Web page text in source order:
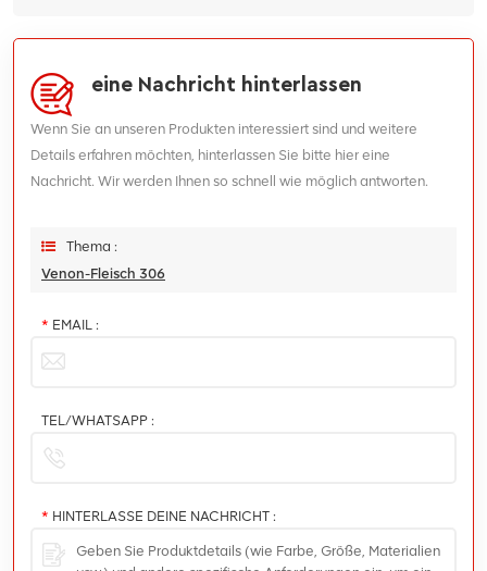
eine Nachricht hinterlassen
Wenn Sie an unseren Produkten interessiert sind und weitere
Details erfahren möchten, hinterlassen Sie bitte hier eine
Nachricht. Wir werden Ihnen so schnell wie möglich antworten.
Thema :
Venon-Fleisch 306
* EMAIL :
TEL/WHATSAPP :
* HINTERLASSE DEINE NACHRICHT :